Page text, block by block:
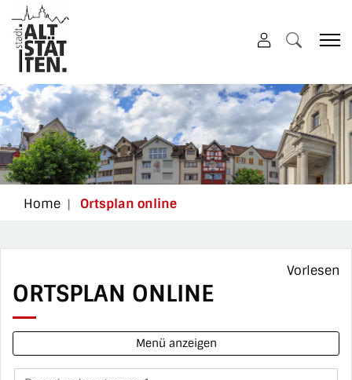
zur Startseite
Direkt zur Hauptnavigation
Direkt zum Inhalt
Direkt zur Suche
Direkt zum Stichwortverzeichnis
Altstätten
Home Ortsplan online(ausgewählt)
Vorlesen
ORTSPLAN ONLINE
Menü anzeigen